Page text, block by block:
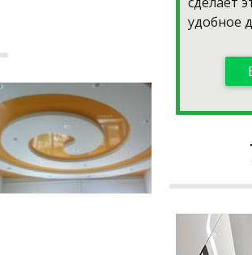
удобное